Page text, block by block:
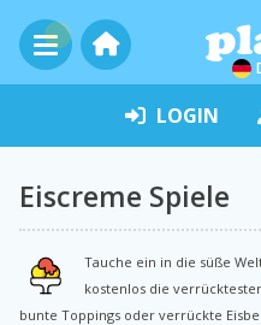
LOGIN
Eiscreme Spiele
Tauche ein in die süße
kostenlos die
bunte Toppings oder verrückte